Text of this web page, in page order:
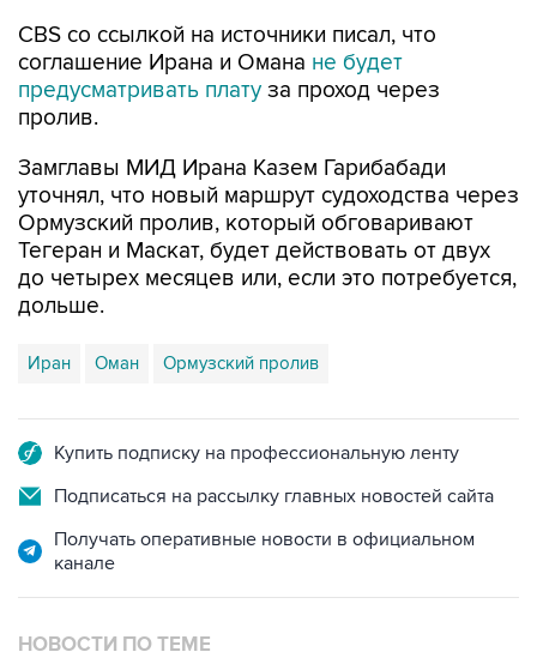
CBS со ссылкой на источники писал, что
соглашение Ирана и Омана не будет
предусматривать плату за проход через
пролив.
Замглавы МИД Ирана Казем Гарибабади
уточнял, что новый маршрут судоходства через
Ормузский пролив, который обговаривают
Тегеран и Маскат, будет действовать от двух
до четырех месяцев или, если это потребуется,
дольше.
Иран Оман Ормузский пролив
Купить подписку на профессиональную ленту
Подписаться на рассылку главных новостей сайта
Получать оперативные новости в официальном
канале
НОВОСТИ ПО ТЕМЕ